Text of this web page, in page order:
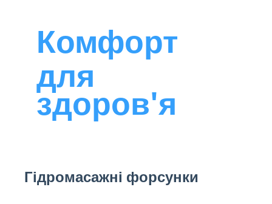
Комфорт
для
здоров'я
Гідромасажні форсунки